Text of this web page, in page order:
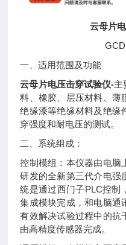
云母片
一、适用范围及功能
云母片电压击穿试验仪-主
料、橡胶、层压材料、薄
绝缘漆等绝缘材料及绝缘
穿强度和耐电压的测试。
二、系统组成：
控制模组：本仪器由电脑
研发的全新第三代介电强
统是通过西门子PLC控制
集成模块完成，和电脑通
有效解决试验过程中的抗
由高精度传感器完成。